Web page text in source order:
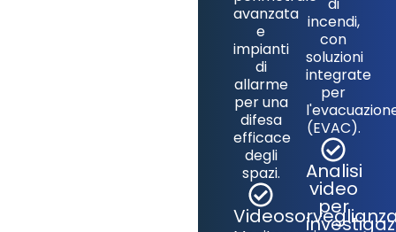
avanzata
e
impianti
di
allarme
per una
difesa
efficace
degli
spazi.
incendi,
con
soluzioni
integrate
per
(EVAC).
Analisi
video
per